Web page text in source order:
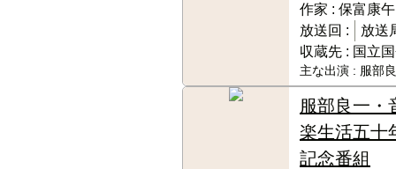
作家 : 保富康
放送回 :
放送
収蔵先 : 国立
主な出演 : 服部
服部良一・
楽生活五十
記念番組